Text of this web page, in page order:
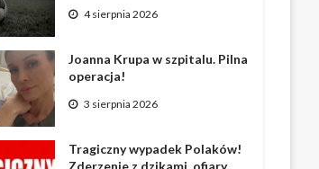
4 sierpnia 2026
Joanna Krupa w szpitalu. Pilna
operacja!
3 sierpnia 2026
Tragiczny wypadek Polaków!